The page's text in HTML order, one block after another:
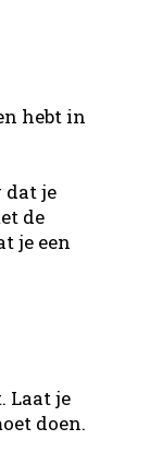
hebt in
dat je
de
je een
Laat je
doen.